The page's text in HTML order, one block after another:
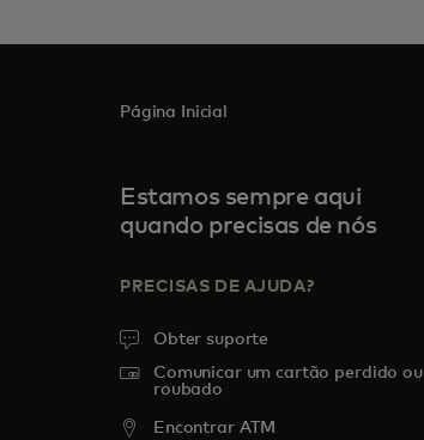
Página Inicial
Estamos sempre aqui
quando precisas de nós
PRECISAS DE AJUDA?
Obter suporte
Comunicar um cartão perdido ou
roubado
Encontrar ATM